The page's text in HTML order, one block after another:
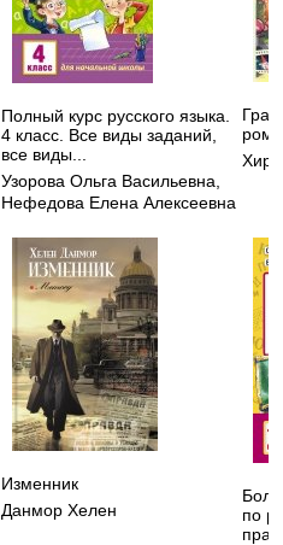
Полный курс русского языка.
4 класс. Все виды заданий,
все виды...
Узорова Ольга Васильевна
Нефедова Елена Алексеевна
Изменник
Данмор Хелен
по